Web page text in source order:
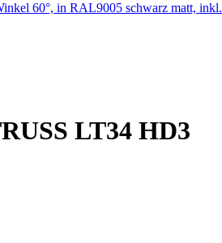
60°, in RAL9005 schwarz matt, inkl.
LT34 HD3